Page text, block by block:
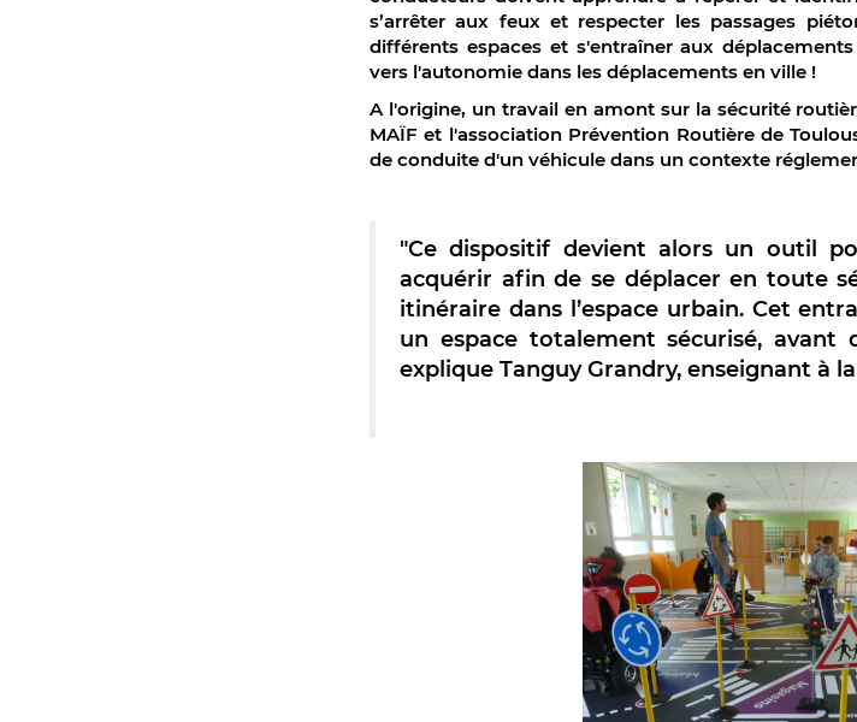
s’arrêter aux feux et respecter les passages
différents espaces et s'entraîner aux
vers l'autonomie dans les déplacements en ville !
A l'origine, un travail en amont sur la sécurité
MAÏF et l'association Prévention Routière de
de conduite d'un véhicule dans un contexte
"Ce dispositif devient alors un outil
acquérir afin de se déplacer en toute
itinéraire dans l’espace urbain. Cet
un espace totalement sécurisé,
explique Tanguy Grandry, enseignant à la